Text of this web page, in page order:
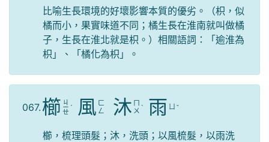
比喻生長環境的好壞影響本質的優劣。（枳，似
橘而小，果實味道不同；橘生長在淮南就叫做橘
子，生長在淮北就是枳。）相關語詞：「逾淮為
枳」、「橘化為枳」。
067. 櫛 ㄐ
ㄧ
ㄝ
ˊ 風 ㄈ
ㄥ
沐 ㄇ
ㄨ ˋ 雨 ˇ
櫛，梳理頭髮；沐，洗頭；以風梳髮，以雨洗